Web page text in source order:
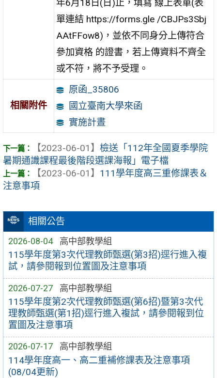
相關公告
2026-08-04 高中部教學組
115學年度第3次代理教師甄選(第3招)逕行進入複
試，請參閱報到位置圖及注意事項
2026-07-27 高中部教學組
115學年度第2次代理教師甄選(第6招)暨第3次代
理教師甄選(第1招)逕行進入複試，請參閱報到位
置圖及注意事項
2026-07-17 高中部教學組
114學年度高一、高二重補修課表及注意事項
(08/04更新)
年6月18日(日)止，填寫 線上表單(表
單連結 https://forms.gle /CBJPs3Sbj
AAtFFow8)，並依不同身分上傳符合
參加資格 的證書，若上傳資料不齊全
或不符，將不予受理。
相關附件
原函_35806
國立臺南大學來函
實施計晝
【2023-06-01】 檢送「112年全國夏季學院
暑期通識課程最後階段選課海報」電子檔
【2023-06-01】 111學年度高三重修課表＆
注意事項